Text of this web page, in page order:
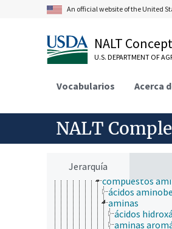
An official website of the United
NALT
U.S. DEPARTMENT OF
Vocabularios Acerca
NALT
Jerarquía
agroquímicos
compuestos
ácidos, bases y sales
arsenicales
componentes
compuestos de
compuestos de
amoníaco
compuestos de
compuestos
amidas
azidas
compuestos
ácidos
aminas
ácidos
aminas